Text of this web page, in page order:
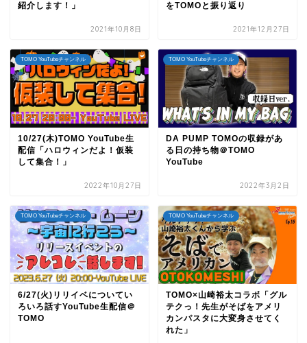
紹介します！」
2021年10月8日
をTOMOと振り返り
2021年12月27日
TOMO YouTubeチャンネル
10/27(木)TOMO YouTube生
配信「ハロウィンだよ！仮装
して集合！」
2022年10月27日
TOMO YouTubeチャンネル
DA PUMP TOMOの収録があ
る日の持ち物＠TOMO
YouTube
2022年3月2日
TOMO YouTubeチャンネル
6/27(火)リリイベについてい
ろいろ話すYouTube生配信＠
TOMO
TOMO YouTubeチャンネル
TOMO×山崎裕太コラボ「グル
テクっ！先生がそばをアメリ
カンパスタに大変身させてく
れた」